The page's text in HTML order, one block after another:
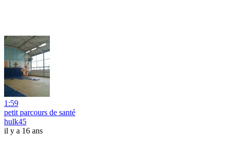
1:59
petit parcours de santé
hulk45
il y a 16 ans